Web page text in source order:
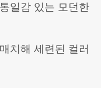
일감 있는 모던한
치해 세련된 컬러